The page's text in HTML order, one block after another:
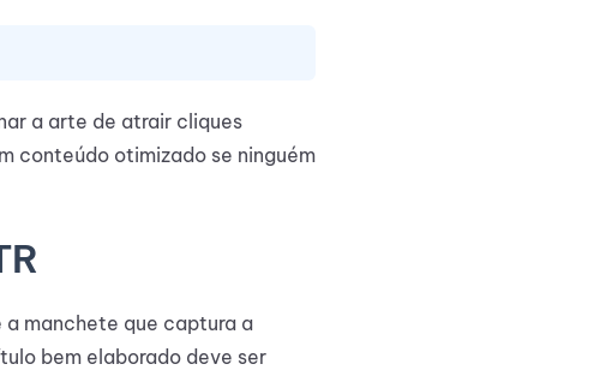
a arte de atrair cliques
conteúdo otimizado se ninguém
a manchete que captura a
bem elaborado deve ser